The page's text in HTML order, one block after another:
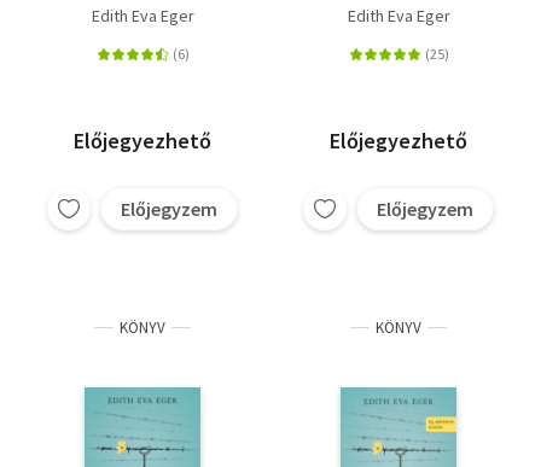
Edith Eva Eger
Előjegyezhető
Előjegyzem
Edith Eva Eger
Előjegyezhető
Előjegyzem
KÖNYV KÖNYV